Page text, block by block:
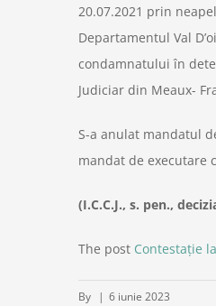
20.07.2021 prin
Departamentul Val
condamnatului în
Judiciar din Meaux-
S-a anulat mandatul
mandat de executare
(I.C.C.J., s. pen.,
The post Contestație
By | 6 iunie 2023